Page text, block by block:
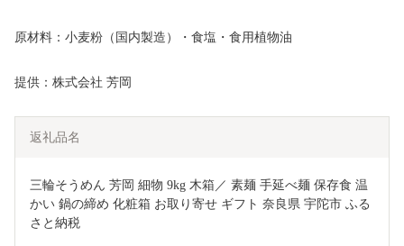
原材料：小麦粉（国内製造）・食塩・食用植物油
提供：株式会社 芳岡
返礼品名
三輪そうめん 芳岡 細物 9kg 木箱／ 素麺 手延べ麺 保存食 温
かい 鍋の締め 化粧箱 お取り寄せ ギフト 奈良県 宇陀市 ふる
さと納税